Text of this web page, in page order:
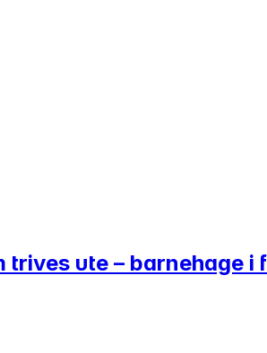
trives ute – barnehage